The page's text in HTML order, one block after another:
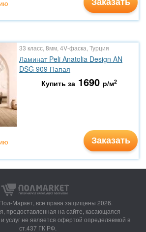
33 класс, 8мм, 4V-фаска, Турция
Ламинат Peli Anatolia Design AN
DSG 909 Папая
Купить за 1690 р/м2
Заказать
Маркет, все права защищены 2026.
предоставленная на сайте, касающаяся
услуг не является офертой определяемой в
ст.437 ГК РФ.